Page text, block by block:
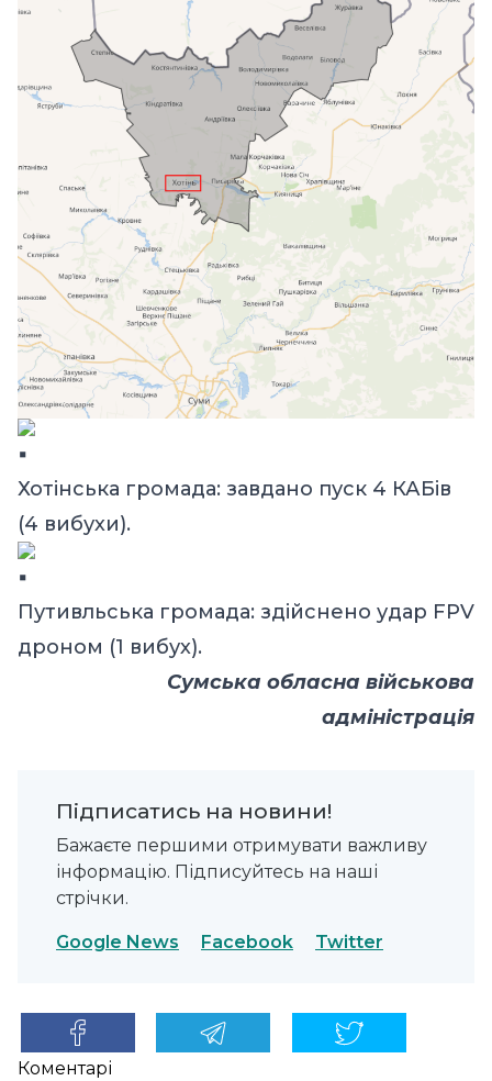
Хотінська громада: завдано пуск 4 КАБів
(4 вибухи).
Путивльська громада: здійснено удар FPV
дроном (1 вибух).
Сумська обласна військова
адміністрація
Підписатись на новини!
Бажаєте першими отримувати важливу
інформацію. Підписуйтесь на наші
стрічки.
Google News Facebook Twitter
Коментарі